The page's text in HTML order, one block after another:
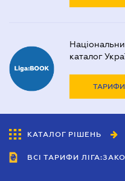
каталог
ТАРИФИ
КАТАЛОГ РІШЕНЬ
ВСІ ТАРИФИ